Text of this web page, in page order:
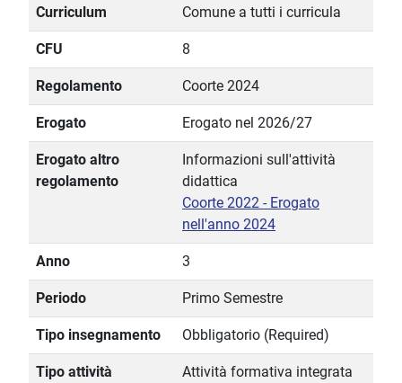
Curriculum Comune a tutti i curricula
CFU 8
Regolamento Coorte 2024
Erogato Erogato nel 2026/27
Erogato altro
regolamento
Informazioni sull'attività
didattica
Coorte 2022 - Erogato
nell'anno 2024
Anno 3
Periodo Primo Semestre
Tipo insegnamento Obbligatorio (Required)
Tipo attività Attività formativa integrata